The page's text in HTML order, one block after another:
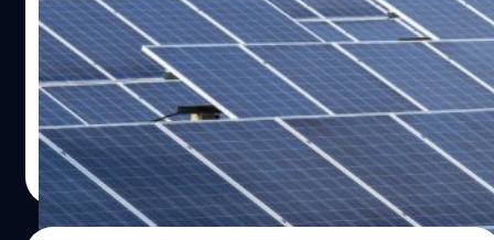
ประธานาธิบดีโจ ไบเดน ผู้นำของสหรัฐฯ ได้ใช้สิทธิวีโต้ เพื่อ
ยกเว้นภาษีสำหรับแผงโซลาร์ที่นำเข้าจาก 4 ประเทศใน
อาเซียน คือ มาเลเซีย กัมพูชา เวียดนาม และไทย
วาณิชชา สายเสมา| 1172 days ago
Read More